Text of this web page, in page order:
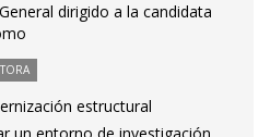
dirigido a la candidata
estructural